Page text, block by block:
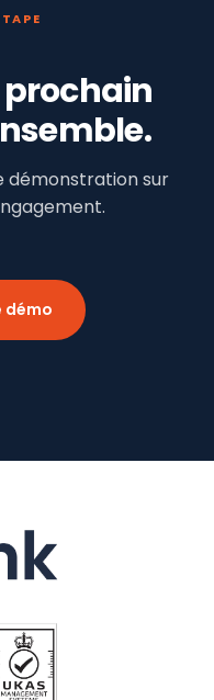
démonstration sur
démo